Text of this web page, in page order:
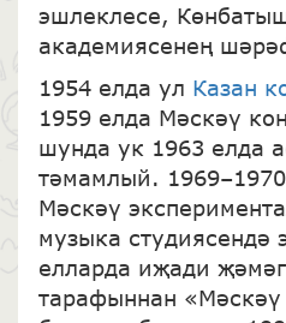
эшлеклесе,
академиясенең
1954 елда ул Казан
1959 елда Мәскәү
шунда ук 1963 елда
тәмамлый.
Мәскәү
музыка студиясендә
елларда иҗади
тарафыннан «Мәскәү